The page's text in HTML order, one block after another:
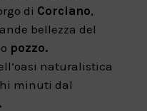
di Corciano,
bellezza del
pozzo.
naturalistica
minuti dal